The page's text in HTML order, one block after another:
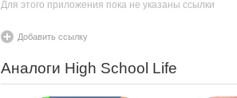
Для этого приложения пока не указаны ссылки
Добавить ссылку
Аналоги High School Life